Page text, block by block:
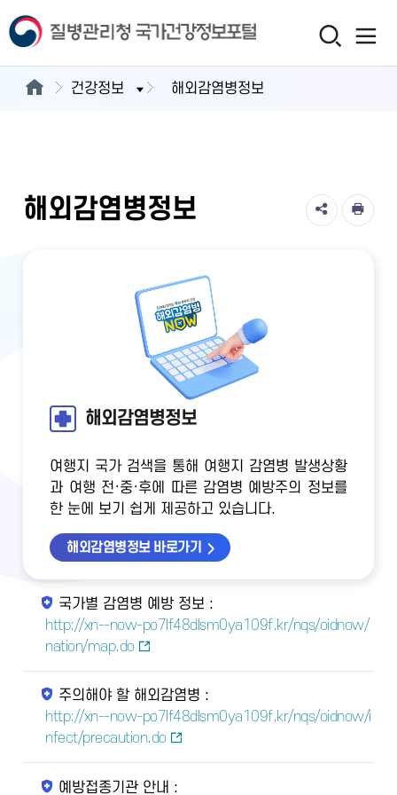
건강정보 해외감염병정보
해외감염병정보
해외감염병정보
여행지 국가 검색을 통해 여행지 감염병 발생상황
과 여행 전·중·후에 따른 감염병 예방주의 정보를
한 눈에 보기 쉽게 제공하고 있습니다.
해외감염병정보 바로가기
국가별 감염병 예방 정보 :
http://xn--now-po7lf48dlsm0ya109f.kr/nqs/oidnow/
nation/map.do
주의해야 할 해외감염병 :
http://xn--now-po7lf48dlsm0ya109f.kr/nqs/oidnow/i
nfect/precaution.do
예방접종기관 안내 :